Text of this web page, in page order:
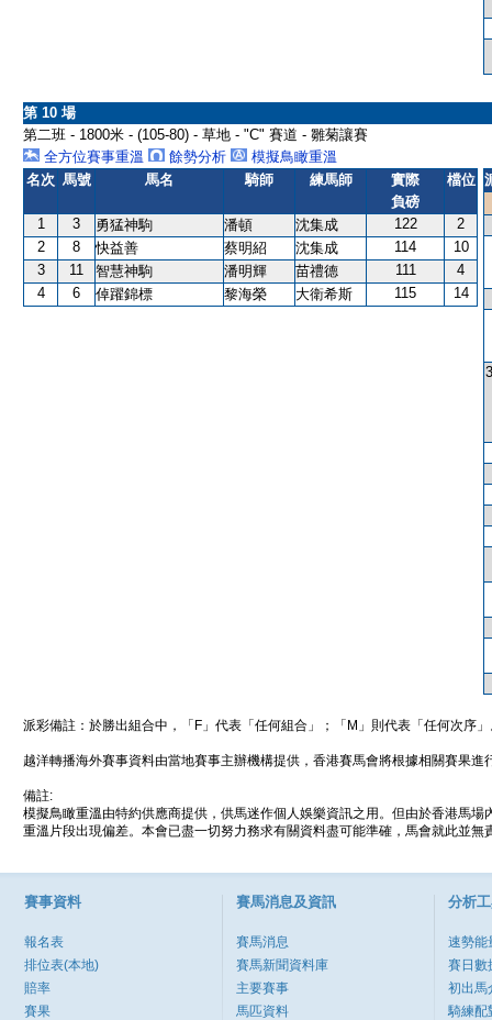
第 10 場
第二班 - 1800米 - (105-80) - 草地 - "C" 賽道 - 雛菊讓賽
全方位賽事重溫
餘勢分析
模擬鳥瞰重溫
名次 馬號 馬名 騎師 練馬師
實際
負磅
檔位
1 3 勇猛神駒 潘頓 沈集成 122
2
2
8 快益善 蔡明紹 沈集成 114
10
3
11 智慧神駒 潘明輝 苗禮德 111
4
4
6 倬躍錦標 黎海榮 大衛希斯 115 14
派彩備註：於勝出組合中，「F」代表「任何組合」；「M」則代表「任何次序
越洋轉播海外賽事資料由當地賽事主辦機構提供，香港賽馬會將根據相關賽果進
備註:
模擬鳥瞰重溫由特約供應商提供，供馬迷作個人娛樂資訊之用。但由於香港馬
重溫片段出現偏差。本會已盡一切努力務求有關資料盡可能準確，馬會就此並
賽事資料
報名表
排位表(本地)
賠率
賽果
賽馬消息及資訊
賽馬消息
賽馬新聞資料庫
主要賽事
馬匹資料
分析
速勢能
賽日數
初出馬
騎練配